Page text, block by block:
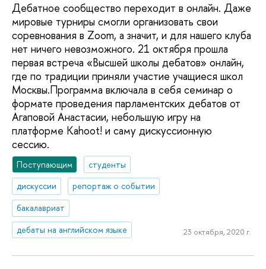
Дебатное сообщество переходит в онлайн. Даже
мировые турниры смогли организовать свои
соревнования в Zoom, а значит, и для нашего клуба
нет ничего невозможного. 21 октября прошла
первая встреча «Высшей школы дебатов» онлайн,
где по традиции приняли участие учащиеся школ
Москвы.Программа включала в себя семинар о
формате проведения парламентских дебатов от
Агаповой Анастасии, небольшую игру на
платформе Kahoot! и саму дискуссионную
сессию.
Поступающим
студенты
дискуссии
репортаж о событии
бакалавриат
дебаты на английском языке
23 октября, 2020 г.